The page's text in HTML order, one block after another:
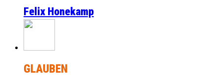
Felix Honekamp
GLAUBEN